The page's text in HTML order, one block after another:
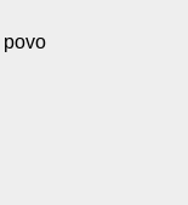
povo